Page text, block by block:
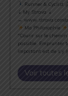
Runner & Cyclist
⇣ My Strava ⇣
→ www.strava.com/
Ma Philosophie
"Courir sur le
possible. Emprunter
important est de s’y
Voir toutes